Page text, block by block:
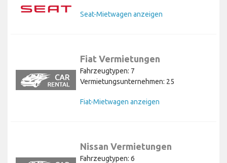
Seat-Mietwagen anzeigen
Fiat Vermietungen
Fahrzeugtypen: 7
Vermietungsunternehmen: 25
Fiat-Mietwagen anzeigen
Nissan Vermietungen
Fahrzeugtypen: 6